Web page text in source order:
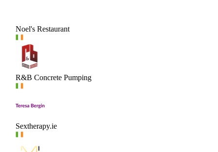
Noel's Restaurant
R&B Concrete Pumping
Sextherapy.ie